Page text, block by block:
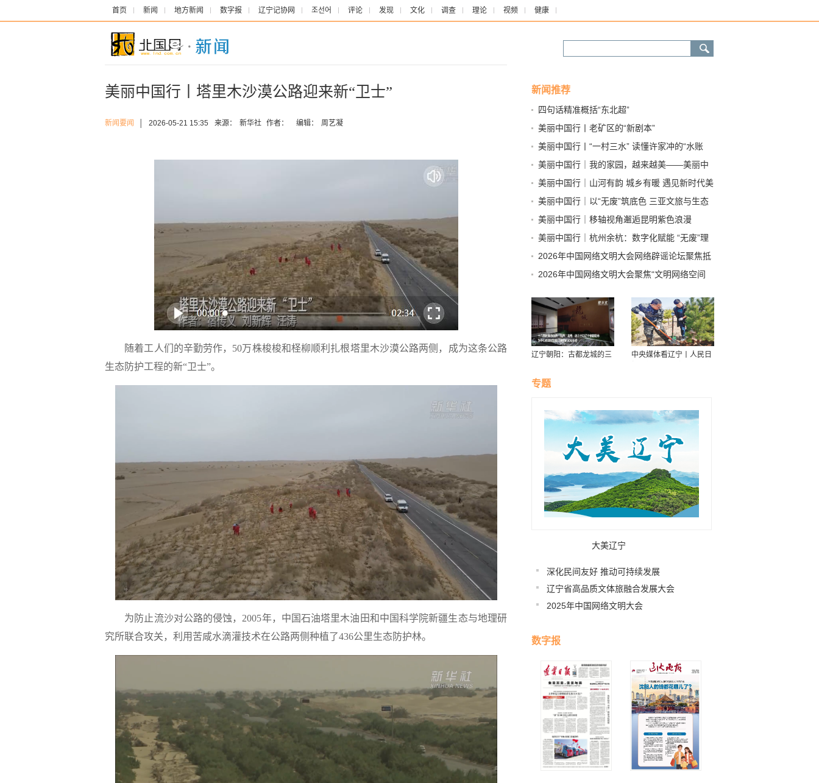
首页 新闻 地方新闻 数字报 辽宁记协网 조선어 评论 发现 文化 调查 理论 视频 健康
美丽中国行丨塔里木沙漠公路迎来新“卫士”
新闻要闻 2026-05-21 15:35 来源： 新华社 作者： 编辑： 周艺凝
随着工人们的辛勤劳作，50万株梭梭和柽柳顺利扎根塔里木沙漠公路两侧，成为这条公路
生态防护工程的新“卫士”。
为防止流沙对公路的侵蚀，2005年，中国石油塔里木油田和中国科学院新疆生态与地理研
究所联合攻关，利用苦咸水滴灌技术在公路两侧种植了436公里生态防护林。
新闻推荐
四句话精准概括“东北超”
美丽中国行丨老矿区的“新剧本”
美丽中国行丨“一村三水” 读懂许家冲的“水账
本”
美丽中国行｜我的家园，越来越美——美丽中
国建设成效观察
美丽中国行｜山河有韵 城乡有暖 遇见新时代美
丽中国
美丽中国行｜以“无废”筑底色 三亚文旅与生态
双向赋能
美丽中国行｜移轴视角邂逅昆明紫色浪漫
美丽中国行｜杭州余杭：数字化赋能 “无废”理
念融入日常生活
2026年中国网络文明大会网络辟谣论坛聚焦抵
制伪科普
2026年中国网络文明大会聚焦“文明网络空间
辽宁朝阳：古都龙城的三
中央媒体看辽宁丨人民日
专题
大美辽宁
深化民间友好 推动可持续发展
辽宁省高品质文体旅融合发展大会
2025年中国网络文明大会
数字报